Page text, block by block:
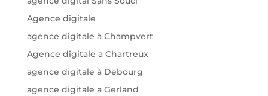
Agence digitale
agence digitale à Champvert
Agence digitale a Chartreux
agence digitale à Debourg
agence digitale a Gerland